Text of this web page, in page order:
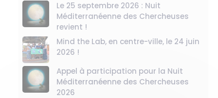
Le 25 septembre 2026 : Nuit
Méditerranéenne des Chercheuses
revient !
Mind the Lab, en centre-ville, le 24 juin
2026 !
Appel à participation pour la Nuit
Méditerranéenne des Chercheuses
2026